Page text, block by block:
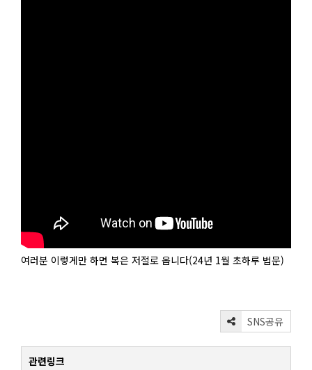
여러분 이렇게만 하면 복은 저절로 옵니다(24년 1월 초하루 법문)
SNS공유
관련링크